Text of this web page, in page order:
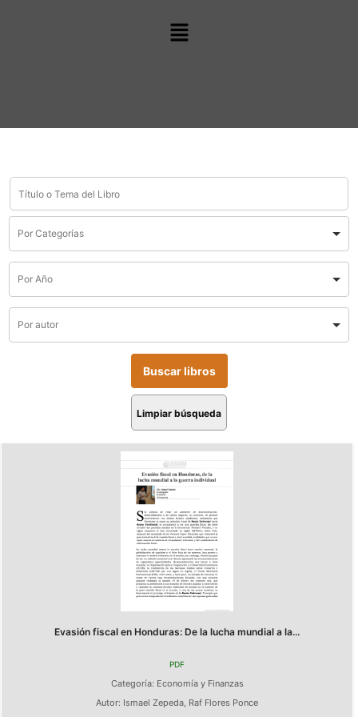
Limpiar búsqueda
Evasión fiscal en Honduras: De la lucha mundial a la...
PDF
Categoría: Economía y Finanzas
Autor: Ismael Zepeda, Raf Flores Ponce